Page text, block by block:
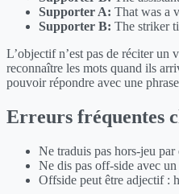
Supporter A: That was a
Supporter B: The striker
L’objectif n’est pas de réciter un
reconnaître les mots quand ils
pouvoir répondre avec une
Erreurs fréquentes
Ne traduis pas hors-jeu par
Ne dis pas off-side avec
Offside peut être adjectif :